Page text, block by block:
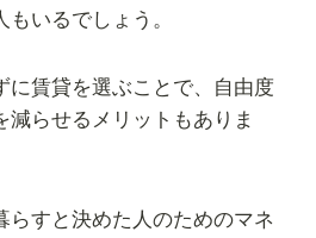
いるでしょう。
に賃貸を選ぶことで、自由度
減らせるメリットもありま
らすと決めた人のためのマネ